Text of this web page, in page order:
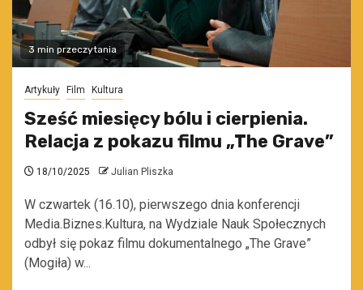
3 min przeczytania
Artykuły Film Kultura
Sześć miesięcy bólu i cierpienia.
Relacja z pokazu filmu „The Grave”
18/10/2025 Julian Pliszka
W czwartek (16.10), pierwszego dnia konferencji
Media.Biznes.Kultura, na Wydziale Nauk Społecznych
odbył się pokaz filmu dokumentalnego „The Grave”
(Mogiła) w...